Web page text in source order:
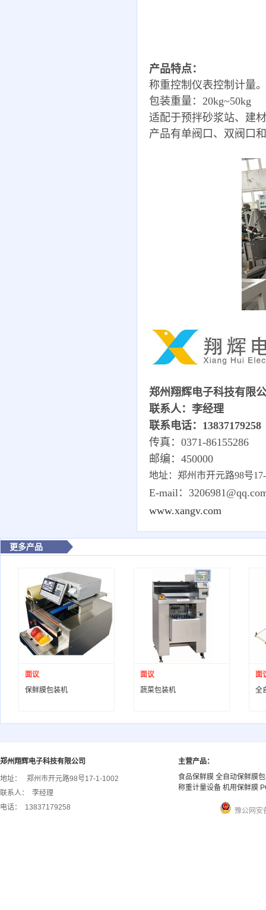
产品特点：
称重控制仪表控制计量。
包装重量： 20kg~50kg
适配于预拌砂浆站、建
产品有单阀口、双阀口
郑州翔辉电子科技有限
联系人：李经理
联系电话：13837179258
传真：0371-86155286
邮编：450000
地址：郑州市开元路98号
E-mail：
www.xangv.com
更多产品
保鲜膜包装机
面议
蔬菜包装机
面议
全
面
郑州翔辉电子科技有限公司
地址：
郑州市开元路98号17-1-1002
联系人：
李经理
电话：
13837179258
主营产品：
食品保鲜膜 全自动保鲜膜
称重计量设备 机用保鲜膜
豫公网安